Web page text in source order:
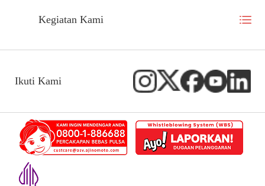
Kegiatan Kami
Ikuti Kami